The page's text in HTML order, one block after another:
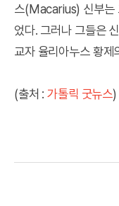
스(Macarius) 신부는
었다. 그러나 그들은
교자 율리아누스 황제
(출처 :가톨릭 굿뉴스)